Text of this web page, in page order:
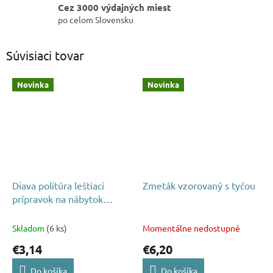
Cez 3000 výdajných miest
po celom Slovensku
Súvisiaci tovar
Novinka
Diava politúra leštiaci
prípravok na nábytok
Skladom (6 ks)
€3,14
Do košíka
Novinka
Zmeták vzorovaný s tyčou
Momentálne nedostupné
€6,20
Do košíka